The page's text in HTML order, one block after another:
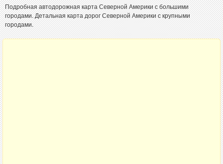
Подробная автодорожная карта Северной Америки с большими
городами. Детальная карта дорог Северной Америки с крупными
городами.